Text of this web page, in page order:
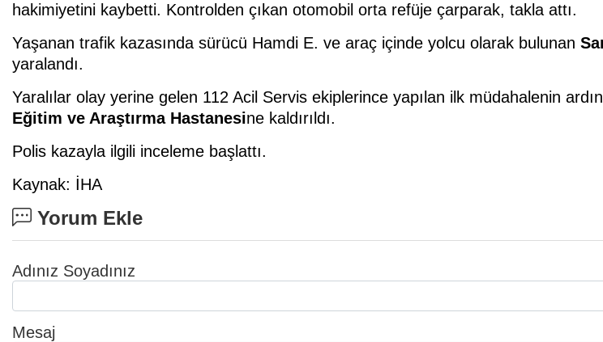
hakimiyetini kaybetti. Kontrolden çıkan otomobil orta refüje çarparak, takla attı.
Yaşanan trafik kazasında sürücü Hamdi E. ve araç içinde yolcu olarak bulunan
yaralandı.
Yaralılar olay yerine gelen 112 Acil Servis ekiplerince yapılan ilk müdahalenin
Eğitim ve Araştırma Hastanesine kaldırıldı.
Polis kazayla ilgili inceleme başlattı.
Kaynak: İHA
Yorum Ekle
Adınız Soyadınız
Mesaj